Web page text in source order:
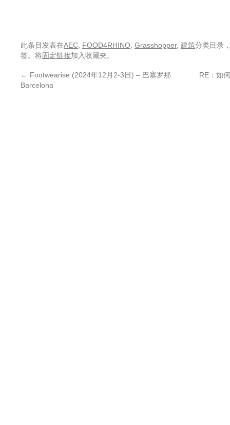
此条目发表在AEC FOOD4RHINO Grasshopper, 建筑分类目录
签。将固定链接加入收藏夹。
← Footwearise (2024年12月2-3日) – 巴塞罗那
Barcelona
RE：如